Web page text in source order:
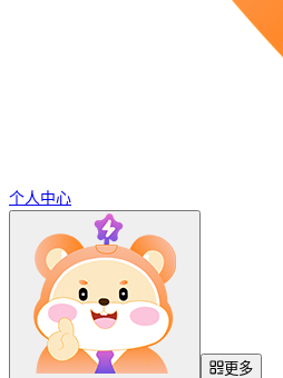
个人中心
更多